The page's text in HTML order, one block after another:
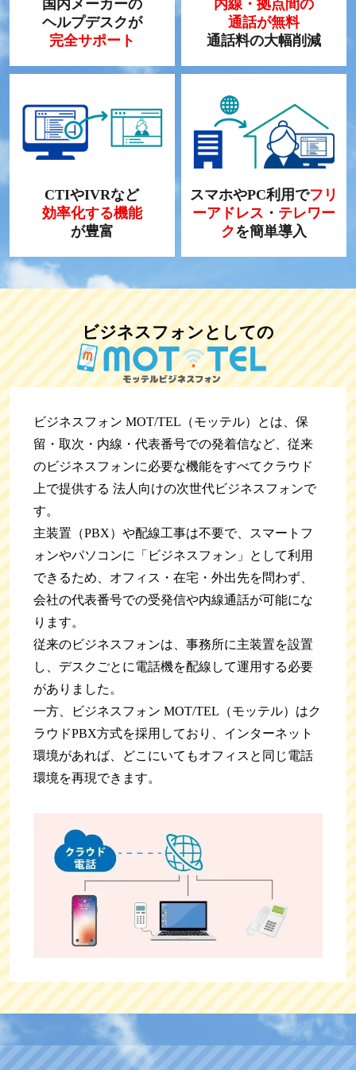
国内メーカーの
ヘルプデスクが
完全サポート
内線・拠点間の
通話が無料
通話料の大幅削減
CTIやIVRなど
効率化する機能
が豊富
スマホやPC利用でフリ
ーアドレス ・ テレワー
クを簡単導入
ビジネスフォンとしての
ビジネスフォン MOT/TEL（モッテル）とは、保
留・取次・内線・代表番号での発着信など、従来
のビジネスフォンに必要な機能をすべてクラウド
上で提供する 法人向けの次世代ビジネスフォンで
す。
主装置（PBX）や配線工事は不要で、スマートフ
ォンやパソコンに「ビジネスフォン」として利用
できるため、オフィス・在宅・外出先を問わず、
会社の代表番号での受発信や内線通話が可能にな
ります。
従来のビジネスフォンは、事務所に主装置を設置
し、デスクごとに電話機を配線して運用する必要
がありました。
一方、ビジネスフォン MOT/TEL（モッテル）はク
ラウドPBX方式を採用しており、インターネット
環境があれば、どこにいてもオフィスと同じ電話
環境を再現できます。